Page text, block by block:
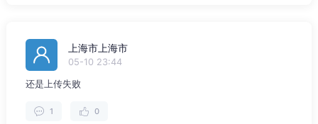
上海市上海市
05-10 23:44
还是上传失败
1 0